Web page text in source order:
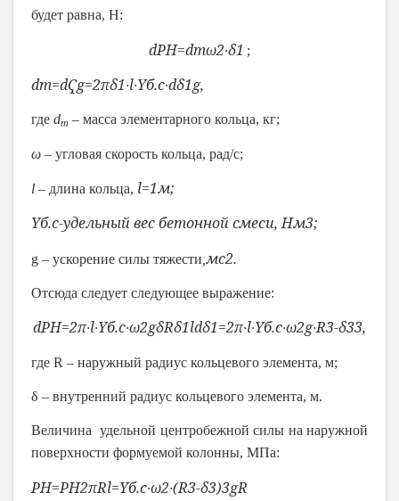
будет равна, Н:
dPH=dmω2∙δ1 ;
dm=dҀg=2πδ1∙l∙Yб.с∙dδ1g,
где dm – масса элементарного кольца, кг;
ω – угловая скорость кольца, рад/с;
l – длина кольца, l=1м;
Yб.с-удельный вес бетонной смеси,Нм3;
g – ускорение силы тяжести мс2.
Отсюда следует следующее выражение:
dPH=2π∙l∙Yб.с∙ω2gδRδ1ldδ1=2π∙l∙Yб.с∙ω2g∙R3-δ33,
где R – наружный радиус кольцевого элемента, м;
δ – внутренний радиус кольцевого элемента, м.
Величина удельной центробежной силы на наружной
поверхности формуемой колонны, МПа:
PH=PH2πRl=Yб.с∙ω2∙(R3-δ3)3gR